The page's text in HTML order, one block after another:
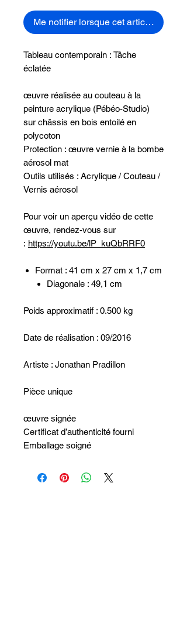
Me notifier lorsque cet article est
Tableau contemporain : Tâche
éclatée
œuvre réalisée au couteau à la
peinture acrylique (Pébéo-Studio)
sur châssis en bois entoilé en
polycoton
Protection : œuvre vernie à la bombe
aérosol mat
Outils utilisés : Acrylique / Couteau /
Vernis aérosol
Pour voir un aperçu vidéo de cette
œuvre, rendez-vous sur
: https://youtu.be/lP_kuQbRRF0
Format : 41 cm x 27 cm x 1,7 cm
Diagonale : 49,1 cm
Poids approximatif : 0.500 kg
Date de réalisation : 09/2016
Artiste : Jonathan Pradillon
Pièce unique
œuvre signée
Certificat d’authenticité fourni
Emballage soigné